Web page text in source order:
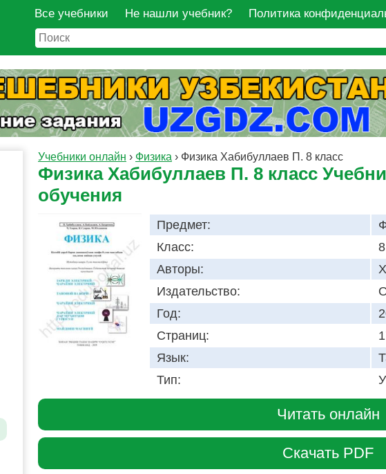
Все учебники Не нашли учебник? Политика
Учебники онлайн › Физика › Физика Хабибуллаев П. 8 класс
Физика Хабибуллаев П. 8 класс
обучения
Предмет:
Класс:
Авторы:
Издательство:
Год:
Страниц:
Язык:
Тип:
Читать онлайн
Скачать PDF